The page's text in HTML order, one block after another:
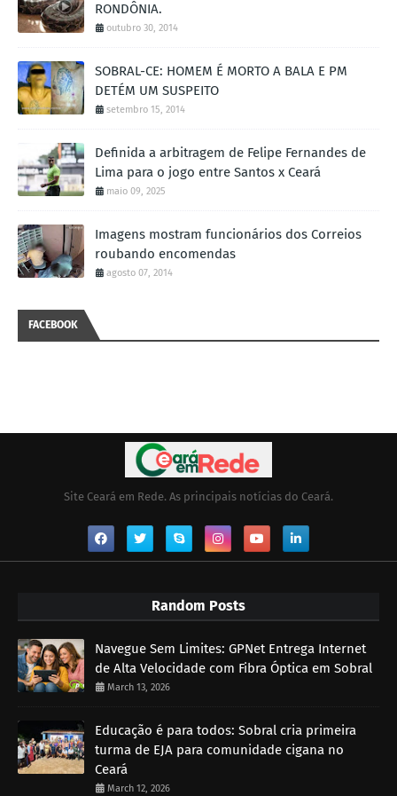
RONDÔNIA.
outubro 30, 2014
SOBRAL-CE: HOMEM É MORTO A BALA E PM
DETÉM UM SUSPEITO
setembro 15, 2014
Definida a arbitragem de Felipe Fernandes de
Lima para o jogo entre Santos x Ceará
maio 09, 2025
Imagens mostram funcionários dos Correios
roubando encomendas
agosto 07, 2014
FACEBOOK
Site Ceará em Rede. As principais notícias do Ceará.
Random Posts
Navegue Sem Limites: GPNet Entrega Internet
de Alta Velocidade com Fibra Óptica em Sobral
March 13, 2026
Educação é para todos: Sobral cria primeira
turma de EJA para comunidade cigana no
Ceará
March 12, 2026